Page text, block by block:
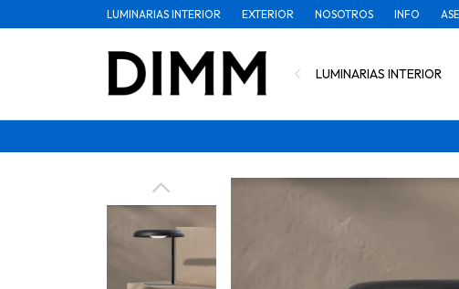
LUMINARIAS INTERIOR EXTERIOR NOSOTROS INFO
LUMINARIAS INTERIOR